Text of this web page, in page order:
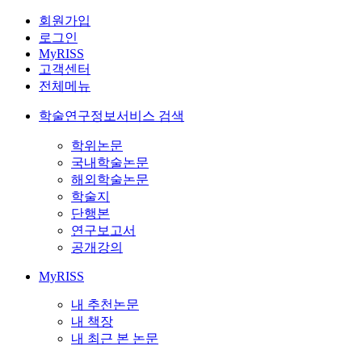
회원가입
로그인
MyRISS
고객센터
전체메뉴
학술연구정보서비스 검색
학위논문
국내학술논문
해외학술논문
학술지
단행본
연구보고서
공개강의
MyRISS
내 추천논문
내 책장
내 최근 본 논문